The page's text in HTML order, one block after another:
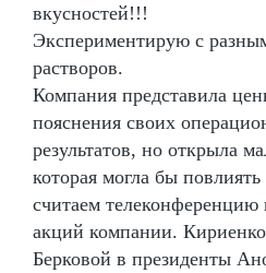
вкусностей!!!
Экспериментирую с
растворов.
Компания представила
пояснения своих
результатов, но открыла
которая могла бы
считаем телеконференцию
акций компании.
Берковой в президенты